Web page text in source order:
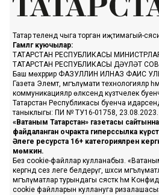
Татар телендә чыга торган иҗтимагый-
Гамәлгә куючылар:
ТАТАРСТАН РЕСПУБЛИКАСЫ
ТАТАРСТАН РЕСПУБЛИКАСЫ ДӘҮЛӘТ
Баш мөхәррир ФАЗУЛЛИН ИЛНАЗ ФАИС
Газета Элемтә, мәгълүмати технологияләр
коммуникацияләр өлкәсендә күзәтчелек
Татарстан Республикасы буенча идарәсендә
таныклыгы: ПИ № ТУ16-01758, 23.08.2023.
«Ватаным Татарстан» газетасы
файдаланган очракта гиперссылка
Әлеге ресурста 16+ категорияләренә
мөмкин.
Без cookie-файллар кулланабыз.
кергәндә сез әлеге белдерүгә, шәхси
мәгълүматлар турындагы сәясәткә һәм
cookie файлларын куллануга